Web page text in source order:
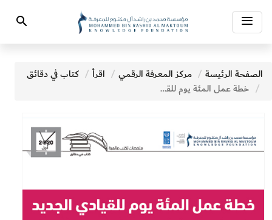
Toggle
navigation
Search
الصفحة الرئيسة مركز المعرفة الرقمي اقرأ
كتاب في دقائق
خطة عمل المئة يوم للقيادي الجديد كيف تتولى مهام وظيفتك وتبني فرق العمل وتحقق نتائج فورية